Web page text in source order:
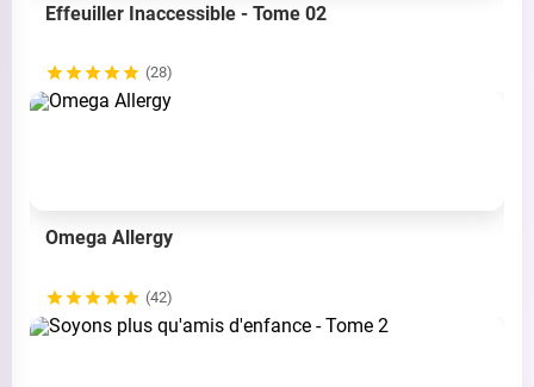
Effeuiller Inaccessible - Tome 02
(28)
Omega Allergy
(42)